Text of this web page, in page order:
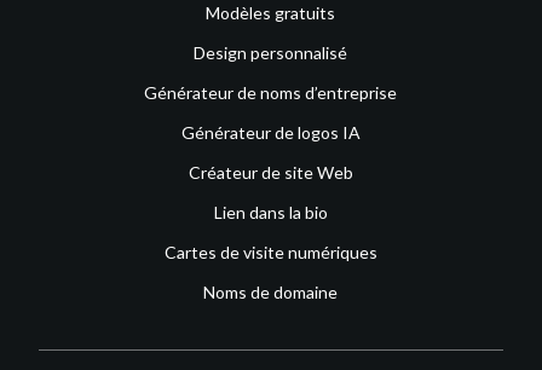
Modèles gratuits
Design personnalisé
Générateur de noms d’entreprise
Générateur de logos IA
Créateur de site Web
Lien dans la bio
Cartes de visite numériques
Noms de domaine